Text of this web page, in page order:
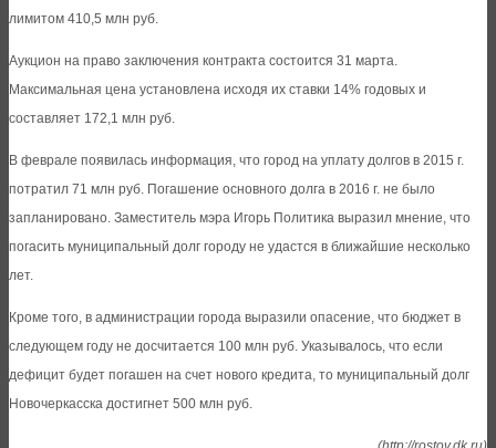
лимитом 410,5 млн руб.
Аукцион на право заключения контракта состоится 31 марта.
Максимальная цена установлена исходя их ставки 14% годовых и
составляет 172,1 млн руб.
В феврале появилась информация, что город на уплату долгов в 2015 г.
потратил 71 млн руб. Погашение основного долга в 2016 г. не было
запланировано. Заместитель мэра Игорь Политика выразил мнение, что
погасить муниципальный долг городу не удастся в ближайшие несколько
лет.
Кроме того, в администрации города выразили опасение, что бюджет в
следующем году не досчитается 100 млн руб. Указывалось, что если
дефицит будет погашен на счет нового кредита, то муниципальный долг
Новочеркасска достигнет 500 млн руб.